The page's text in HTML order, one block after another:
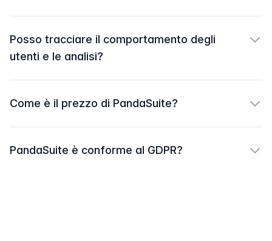
Posso tracciare il comportamento degli
utenti e le analisi?
Come è il prezzo di PandaSuite?
PandaSuite è conforme al GDPR?